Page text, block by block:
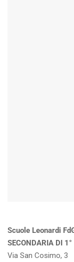
Scuole Leonardi
SECONDARIA DI 1°
Via San Cosimo, 3